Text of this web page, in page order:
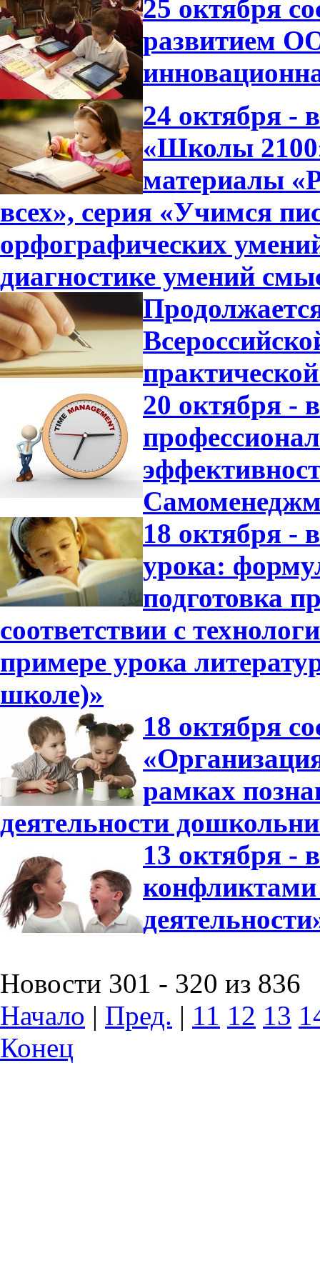
25 октября
развитием
24 октября -
«Школы
материалы
всех», серия «Учимся
орфографических
диагностике умений
20 октября -
18 октября -
урока:
подготовка
соответствии с
примере урока
школе)»
18 октября
рамках
деятельности
13 октября -
конфликтами
Новости 301 - 320 из 836
Начало | Пред. | 11 12 13
Конец